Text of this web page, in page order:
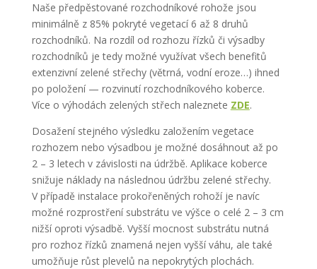
Naše předpěstované rozchodníkové rohože jsou
minimálně z 85% pokryté vegetací6 až 8 druhů
rozchodníků. Na rozdíl od rozhozu řízků či výsadby
rozchodníků je tedy možné využívat všech benefitů
extenzivní zelené střechy (větrná, vodní eroze…) ihned
po položení — rozvinutí rozchodníkového koberce.
Více o výhodách zelených střech naleznete ZDE.
Dosažení stejného výsledku založením vegetace
rozhozem nebo výsadbou je možné dosáhnout až po
2 – 3 letech v závislosti na údržbě. Aplikace koberce
snižuje náklady na následnou údržbu zelené střechy.
V případě instalace prokořeněných rohoží je navíc
možné rozprostření substrátu ve výšce o celé 2 – 3 cm
nižší oproti výsadbě. Vyšší mocnost substrátu nutná
pro rozhoz řízků znamená nejen vyšší váhu, ale také
umožňuje růst plevelů na nepokrytých plochách.